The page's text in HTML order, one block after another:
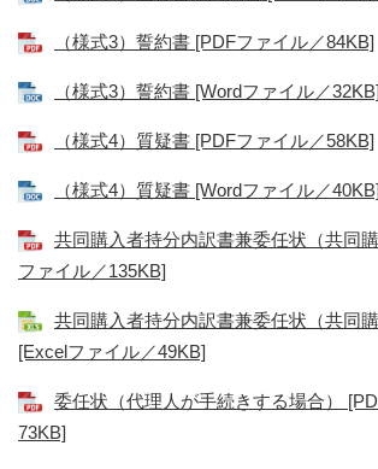
（様式3）誓約書 [PDFファイル／84KB]
（様式3）誓約書 [Wordファイル／32KB]
（様式4）質疑書 [PDFファイル／58KB]
（様式4）質疑書 [Wordファイル／40KB]
共同購入者持分内訳書兼委任状（共同
ファイル／135KB]
共同購入者持分内訳書兼委任状（共同購
[Excelファイル／49KB]
委任状（代理人が手続きする場合）
73KB]